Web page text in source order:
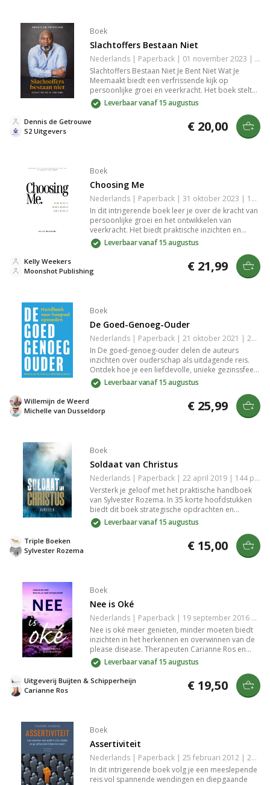
Boek
Slachtoffers Bestaan Niet
Nederlands | Paperback | 01 november 2023 | 175 pagina's | 9789493282292
Slachtoffers Bestaan Niet Je Bent Niet Wat Je
Meemaakt biedt een verfrissende kijk op
persoonlijke groei en veerkracht. Het boek stelt
dat je identiteit niet gevormd wordt door je
ervaringen, maar door hoe je ermee omgaat. Met
praktische inzichten en inspirerende verhalen
helpt het je om de regie over je leven terug te
Leverbaar vanaf 15 augustus
S2 Uitgevers
Dennis de Getrouwe € 20,00
Boek
Choosing Me
Nederlands | Paperback | 31 oktober 2023 | 192 pagina's | 9789083341712
In dit intrigerende boek leer je over de kracht van
persoonlijke groei en het ontwikkelen van
veerkracht. Het biedt praktische inzichten en
strategieën om obstakels te overwinnen en je
potentieel te benutten. Met inspirerende
handvatten om je leven positief te veranderen en
je doelen te bereiken. Een must-read voor
Leverbaar vanaf 15 augustus
Moonshot Publishing
Kelly Weekers € 21,99
Boek
De Goed-Genoeg-Ouder
Nederlands | Paperback | 21 oktober 2021 | 240 pagina's | 9789033802683
In De goed-genoeg-ouder delen de auteurs
inzichten over ouderschap als uitdagende reis.
Ontdek hoe je een liefdevolle, unieke gezinssfeer
creëert, omgaat met grenzen en emoties, en
kinderen helpt groeien in elke levensfase. Een
inspirerend handboek voor iedereen die moeite
wil doen het 'goed-genoeg' te doen.
Leverbaar vanaf 15 augustus
Michelle van Dusseldorp
Willemijn de Weerd € 25,99
Boek
Soldaat van Christus
Nederlands | Paperback | 22 april 2019 | 144 pagina's | 9789082546170
Versterk je geloof met het praktische handboek
van Sylvester Rozema. In 35 korte hoofdstukken
biedt dit boek strategische opdrachten en
diepgaand inzicht om te groeien als soldaat van
Christus. Bescherm je geestelijke schat door
disciplines, gezonde grenzen en de wapenrusting
Leverbaar vanaf 15 augustus
Sylvester Rozema
Triple Boeken € 15,00
Boek
Nee is Oké
Nederlands | Paperback | 19 september 2016 | 256 pagina's | 9789058819031
Nee is oké meer genieten, minder moeten biedt
inzichten in het herkennen en overwinnen van de
please disease. Therapeuten Carianne Ros en
Michelle van Dusseldorp onthullen zeven
pleasetypes en geven praktische adviezen voor
meer zelfbewustzijn en vreugde. Kies voor minder
stress en meer vrijheid in je leven.
Leverbaar vanaf 15 augustus
Carianne Ros
Uitgeverij Buijten & Schipperheijn € 19,50
Boek
Assertiviteit
Nederlands | Paperback | 25 februari 2012 | 224 pagina's | 9789044730517
In dit intrigerende boek volg je een meeslepende
reis vol spannende wendingen en diepgaande